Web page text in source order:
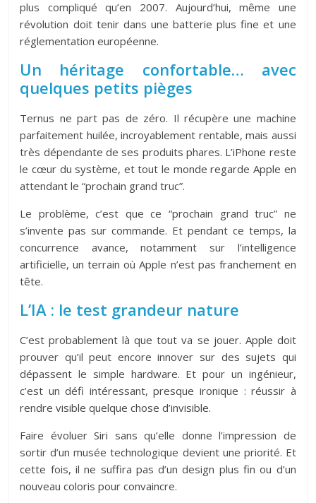
plus compliqué qu’en 2007. Aujourd’hui, même une
révolution doit tenir dans une batterie plus fine et une
réglementation européenne.
Un héritage confortable… avec
quelques petits pièges
Ternus ne part pas de zéro. Il récupère une machine
parfaitement huilée, incroyablement rentable, mais aussi
très dépendante de ses produits phares. L’iPhone reste
le cœur du système, et tout le monde regarde Apple en
attendant le “prochain grand truc”.
Le problème, c’est que ce “prochain grand truc” ne
s’invente pas sur commande. Et pendant ce temps, la
concurrence avance, notamment sur l’intelligence
artificielle, un terrain où Apple n’est pas franchement en
tête.
L’IA : le test grandeur nature
C’est probablement là que tout va se jouer. Apple doit
prouver qu’il peut encore innover sur des sujets qui
dépassent le simple hardware. Et pour un ingénieur,
c’est un défi intéressant, presque ironique : réussir à
rendre visible quelque chose d’invisible.
Faire évoluer Siri sans qu’elle donne l’impression de
sortir d’un musée technologique devient une priorité. Et
cette fois, il ne suffira pas d’un design plus fin ou d’un
nouveau coloris pour convaincre.